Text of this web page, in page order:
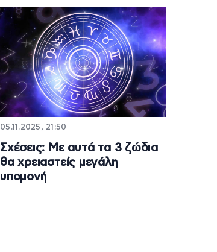
05.11.2025, 21:50
Σχέσεις: Με αυτά τα 3 ζώδια
θα χρειαστείς μεγάλη
υπομονή